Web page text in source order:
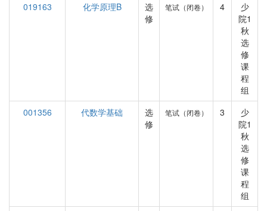
019163
化学原理B
选
修
笔试（闭卷） 4
少
院1
秋
选
修
课
程
组
001356
代数学基础
选
修
笔试（闭卷） 3
少
院1
秋
选
修
课
程
组